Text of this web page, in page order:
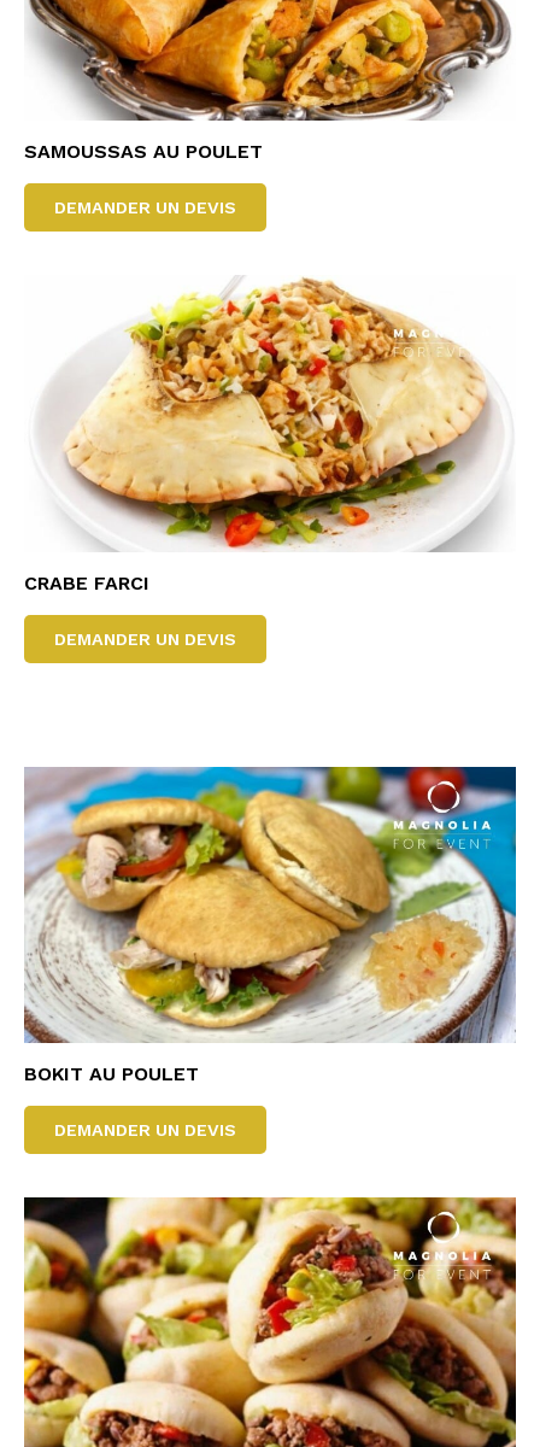
SAMOUSSAS AU POULET
DEMANDER UN DEVIS
CRABE FARCI
DEMANDER UN DEVIS
BOKIT AU POULET
DEMANDER UN DEVIS